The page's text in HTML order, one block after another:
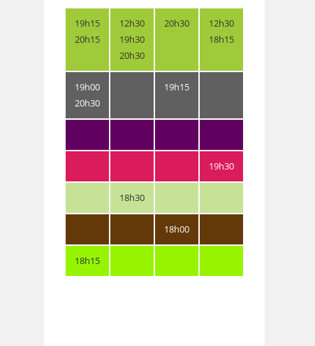
19h15
20h15
12h30
19h30
20h30
20h30
12h30
18h15
19h00
20h30
19h15
19h30
18h30
18h00
18h15